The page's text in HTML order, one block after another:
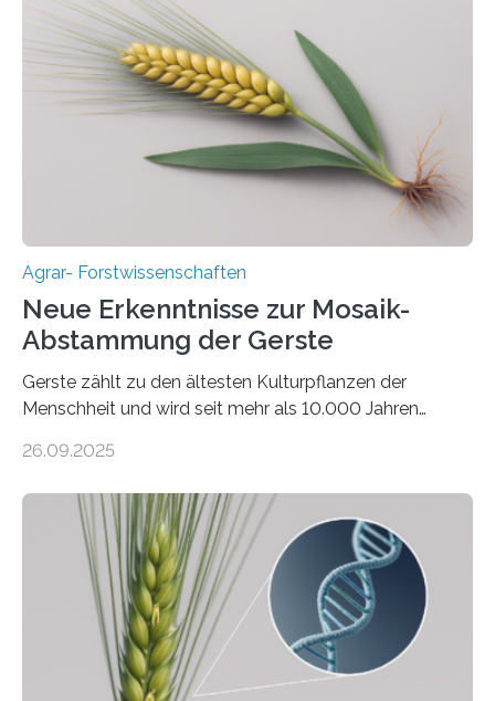
aus landwirtschaftlichen Kulturen ist ein zentrales
Anliegen im Zuge der europäischen Klimaziele, bis
2050 klimaneutral zu werden. In Deutschland dominiert
bislang der Mais als Energiepflanze, doch sein Anbau
bringt ökologische Herausforderungen mit sich:
Bodenerosion, Nährstoffauswaschung und…
Agrar- Forstwissenschaften
Neue Erkenntnisse zur Mosaik-
Abstammung der Gerste
Gerste zählt zu den ältesten Kulturpflanzen der
Menschheit und wird seit mehr als 10.000 Jahren
einzigen Ort domestiziert wurde. Eine neue Studie eines
Instituts für Pflanzengenetik und
Kulturpflanzenforschung (IPK) zeigt, dass die heutige
Gerste aus verschiedenen Wildpopulationen im
sogenannten Fruchtbaren Halbmond hervorgegangen
ist. Sie besitzt also eine Art „Mosaik-Abstammung“. Die
Ergebnisse der Studie wurden heute in der
Fachzeitschrift „Nature“ veröffentlicht. Die
26.09.2025